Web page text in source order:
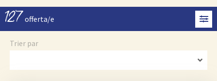
127offerta/e
Trier par